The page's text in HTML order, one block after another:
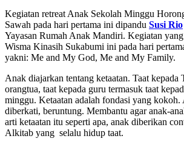
Kegiatan retreat Anak Sekolah Minggu
Sawah pada hari pertama ini dipandu Susi Rio
Yayasan Rumah Anak Mandiri. Kegiatan
Wisma Kinasih Sukabumi ini pada hari
yakni: Me and My God, Me and My Family.
Anak diajarkan tentang ketaatan. Taat kepada
orangtua, taat kepada guru termasuk taat
minggu. Ketaatan adalah fondasi yang kokoh.
diberkati, beruntung. Membantu agar anak-
arti ketaatan itu seperti apa, anak diberikan
Alkitab yang selalu hidup taat.